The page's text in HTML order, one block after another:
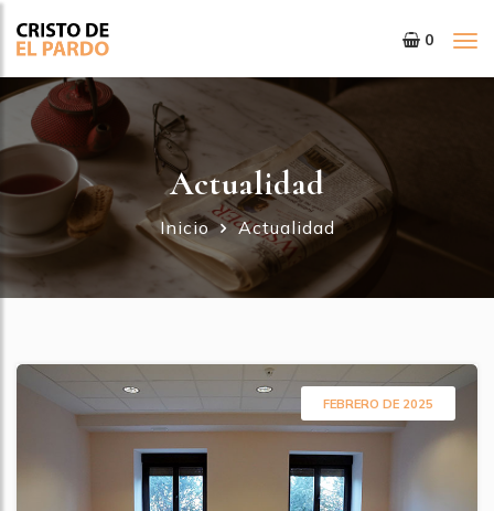
0
Actualidad
Inicio Actualidad
FEBRERO DE 2025